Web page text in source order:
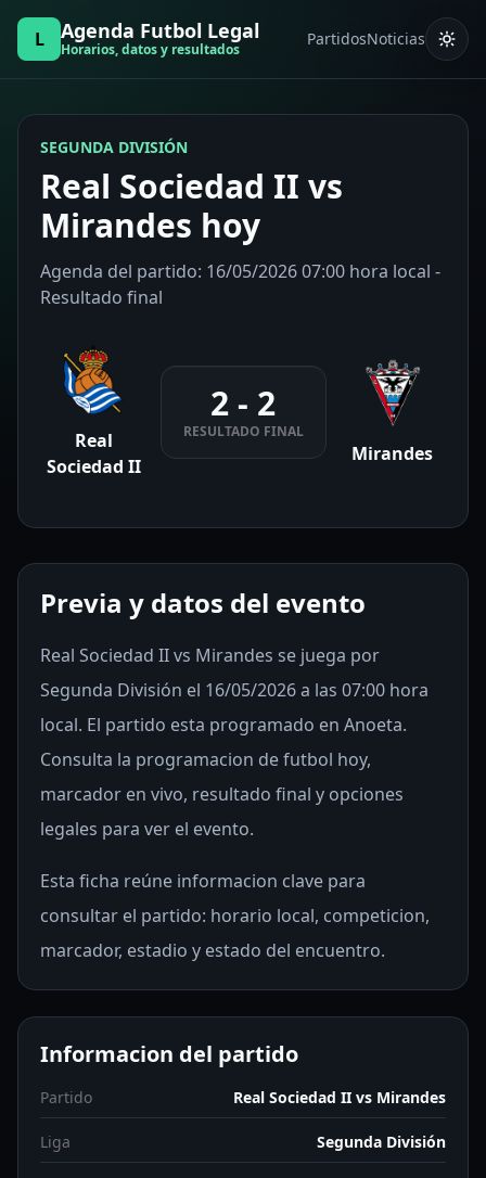
L Agenda Futbol Legal
Horarios, datos y resultados
PartidosNoticias
SEGUNDA DIVISIÓN
Real Sociedad II vs
Mirandes hoy
Agenda del partido: 16/05/2026 07:00 hora local -
Resultado final
Real
Sociedad II
2 - 2
RESULTADO FINAL
Mirandes
Previa y datos del evento
Real Sociedad II vs Mirandes se juega por
Segunda División el 16/05/2026 a las 07:00 hora
local. El partido esta programado en Anoeta.
Consulta la programacion de futbol hoy,
marcador en vivo, resultado final y opciones
legales para ver el evento.
Esta ficha reúne informacion clave para
consultar el partido: horario local, competicion,
marcador, estadio y estado del encuentro.
Informacion del partido
Partido Real Sociedad II vs Mirandes
Liga Segunda División